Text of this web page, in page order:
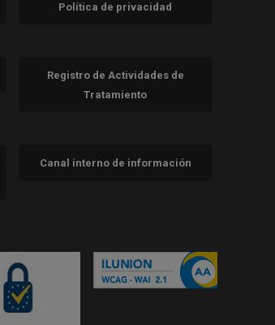
Política de privacidad
Registro de Actividades de
Tratamiento
Canal interno de información